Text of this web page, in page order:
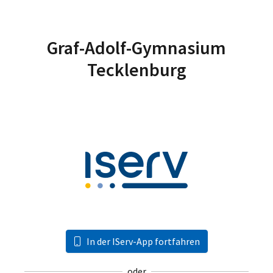
Graf-Adolf-Gymnasium
Tecklenburg
In der IServ-App fortfahren